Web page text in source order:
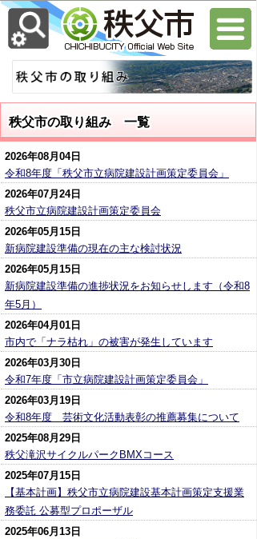
秩父市の取り組み 一覧
2026年08月04日
令和8年度「秩父市立病院建設計画策定委員会」
2026年07月24日
秩父市立病院建設計画策定委員会
2026年05月15日
新病院建設準備の現在の主な検討状況
2026年05月15日
新病院建設準備の進捗状況をお知らせします（令和8
年5月）
2026年04月01日
市内で「ナラ枯れ」の被害が発生しています
2026年03月30日
令和7年度「市立病院建設計画策定委員会」
2026年03月19日
令和8年度 芸術文化活動表彰の推薦募集について
2025年08月29日
秩父滝沢サイクルパークBMXコース
2025年07月15日
【基本計画】秩父市立病院建設基本計画策定支援業
務委託 公募型プロポーザル
2025年06月13日